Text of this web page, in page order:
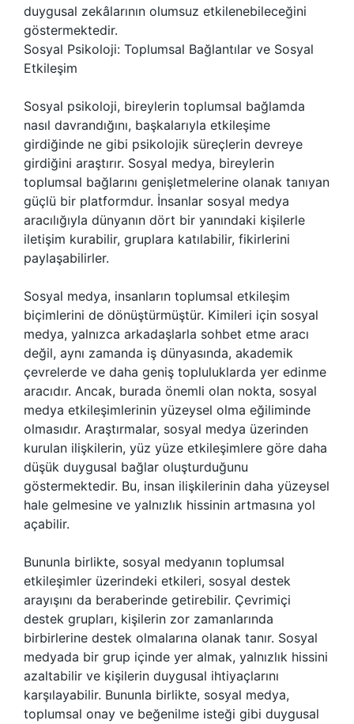
duygusal zekâlarının olumsuz etkilenebileceğini
göstermektedir.
Sosyal Psikoloji: Toplumsal Bağlantılar ve Sosyal
Etkileşim
Sosyal psikoloji, bireylerin toplumsal bağlamda
nasıl davrandığını, başkalarıyla etkileşime
girdiğinde ne gibi psikolojik süreçlerin devreye
girdiğini araştırır. Sosyal medya, bireylerin
toplumsal bağlarını genişletmelerine olanak tanıyan
güçlü bir platformdur. İnsanlar sosyal medya
aracılığıyla dünyanın dört bir yanındaki kişilerle
iletişim kurabilir, gruplara katılabilir, fikirlerini
paylaşabilirler.
Sosyal medya, insanların toplumsal etkileşim
biçimlerini de dönüştürmüştür. Kimileri için sosyal
medya, yalnızca arkadaşlarla sohbet etme aracı
değil, aynı zamanda iş dünyasında, akademik
çevrelerde ve daha geniş topluluklarda yer edinme
aracıdır. Ancak, burada önemli olan nokta, sosyal
medya etkileşimlerinin yüzeysel olma eğiliminde
olmasıdır. Araştırmalar, sosyal medya üzerinden
kurulan ilişkilerin, yüz yüze etkileşimlere göre daha
düşük duygusal bağlar oluşturduğunu
göstermektedir. Bu, insan ilişkilerinin daha yüzeysel
hale gelmesine ve yalnızlık hissinin artmasına yol
açabilir.
Bununla birlikte, sosyal medyanın toplumsal
etkileşimler üzerindeki etkileri, sosyal destek
arayışını da beraberinde getirebilir. Çevrimiçi
destek grupları, kişilerin zor zamanlarında
birbirlerine destek olmalarına olanak tanır. Sosyal
medyada bir grup içinde yer almak, yalnızlık hissini
azaltabilir ve kişilerin duygusal ihtiyaçlarını
karşılayabilir. Bununla birlikte, sosyal medya,
toplumsal onay ve beğenilme isteği gibi duygusal